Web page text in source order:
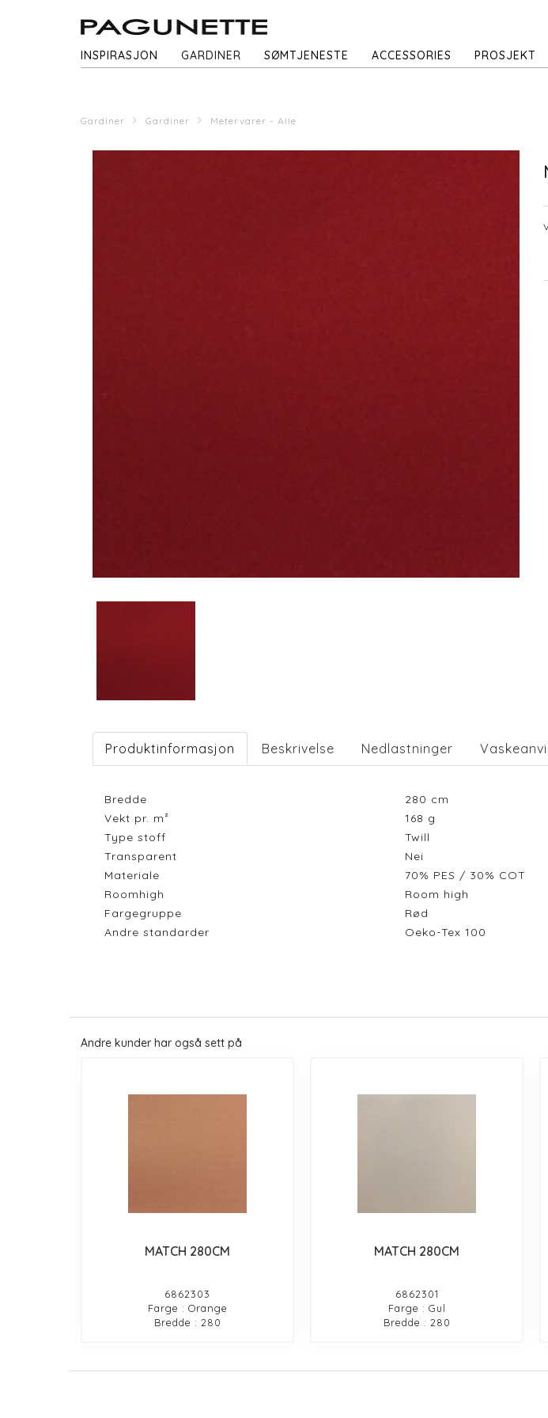
INSPIRASJON GARDINER SØMTJENESTE ACCESSORIES PROSJEKT
Gardiner Gardiner Metervarer - Alle
Produktinformasjon Beskrivelse Nedlastninger
Bredde 280 cm
Vekt pr. m²
168 g
Type stoff
Twill
Transparent
Nei
Materiale
70% PES / 30% COT
Roomhigh
Room high
Fargegruppe
Rød
Andre standarder
Oeko-Tex 100
Andre kunder har også sett på
MATCH 280CM
6862303
Farge : Orange
Bredde : 280
MATCH 280CM
6862301
Farge : Gul
Bredde : 280